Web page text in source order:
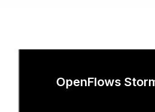
OpenFlows